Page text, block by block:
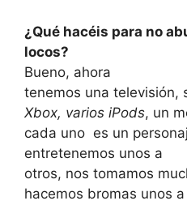
¿Qué hacéis para no
locos?
Bueno, ahora
tenemos una televisión,
Xbox, varios iPods, un
cada uno es un
entretenemos unos a
otros, nos tomamos
hacemos bromas unos